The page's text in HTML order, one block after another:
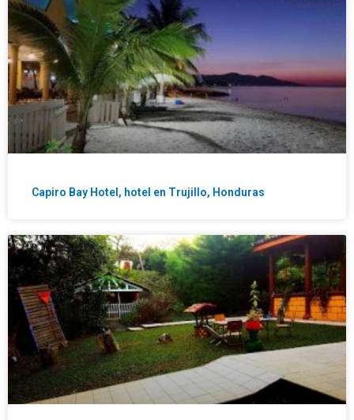
Capiro Bay Hotel, hotel en Trujillo, Honduras